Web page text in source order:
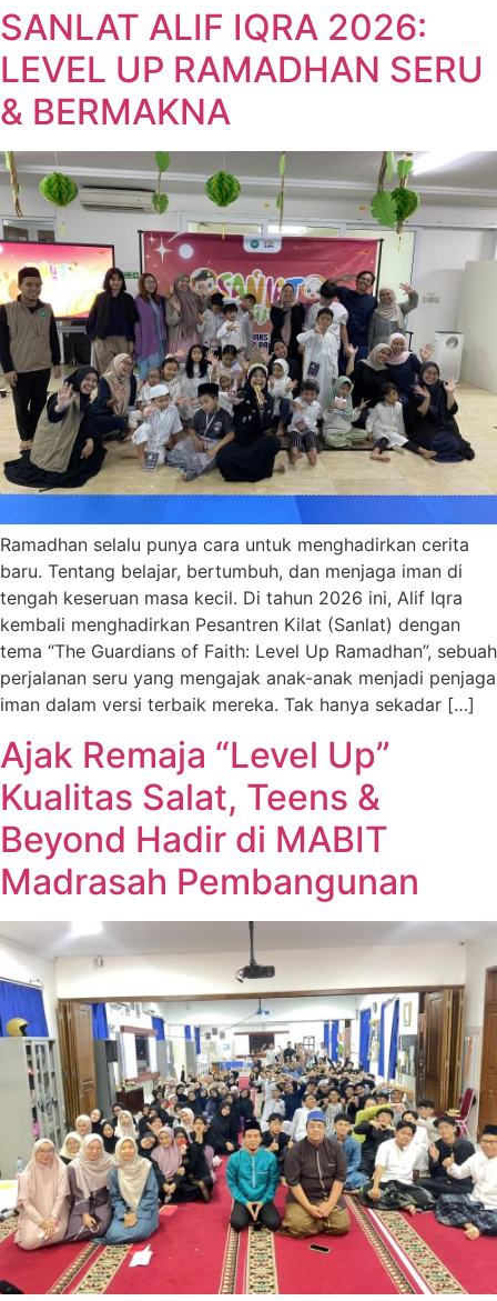
SANLAT ALIF IQRA 2026:
LEVEL UP RAMADHAN SERU
& BERMAKNA
Ramadhan selalu punya cara untuk menghadirkan cerita
baru. Tentang belajar, bertumbuh, dan menjaga iman di
tengah keseruan masa kecil. Di tahun 2026 ini, Alif Iqra
kembali menghadirkan Pesantren Kilat (Sanlat) dengan
tema “The Guardians of Faith: Level Up Ramadhan”, sebuah
perjalanan seru yang mengajak anak-anak menjadi penjaga
iman dalam versi terbaik mereka. Tak hanya sekadar […]
Ajak Remaja “Level Up”
Kualitas Salat, Teens &
Beyond Hadir di MABIT
Madrasah Pembangunan